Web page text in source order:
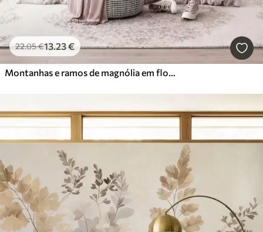
22.05€13.23€
Montanhas e ramos de magnólia em flor, de cor rosa, numa paisagem rica em texturas